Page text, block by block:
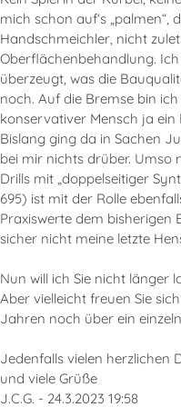
mich schon auf‘s „palmen“,
Handschmeichler, nicht
Oberflächenbehandlung.
überzeugt, was die
noch. Auf die Bremse bin
konservativer Mensch ja
Bislang ging da in Sachen
bei mir nichts drüber. Umso
Drills mit „doppelseitiger
695) ist mit der Rolle
Praxiswerte dem bisherigen
sicher nicht meine letzte
Nun will ich Sie nicht länger
Aber vielleicht freuen Sie
Jahren noch über ein
Jedenfalls vielen herzlichen
und viele Grüße
J.C.G. - 24.3.2023 19:58